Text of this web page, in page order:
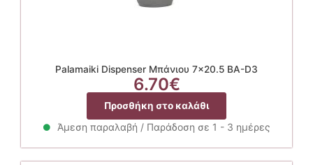
Palamaiki Dispenser Μπάνιου 7×20.5 BA-D3
6.70€
Προσθήκη στο καλάθι
Άμεση παραλαβή / Παράδοση σε 1 - 3 ημέρες